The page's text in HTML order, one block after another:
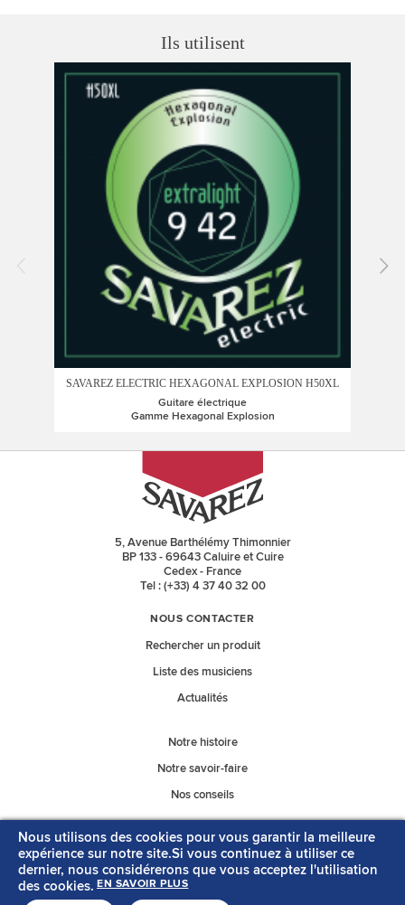
Ils utilisent
SAVAREZ ELECTRIC HEXAGONAL EXPLOSION H50XL
Guitare électrique
Gamme Hexagonal Explosion
5, Avenue Barthélémy Thimonnier
BP 133 - 69643 Caluire et Cuire
Cedex - France
Tel : (+33) 4 37 40 32 00
NOUS CONTACTER
Rechercher un produit
Liste des musiciens
Actualités
Notre histoire
Notre savoir-faire
Nos conseils
Nos catalogues
Nous utilisons des cookies pour vous garantir la meilleure
expérience sur notre site.Si vous continuez à utiliser ce
dernier, nous considérerons que vous acceptez l'utilisation
des cookies. EN SAVOIR PLUS